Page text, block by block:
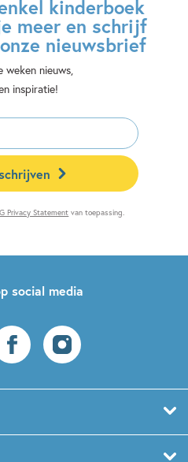
kinderboek
meer en schrijf
nieuwsbrief
weken nieuws,
inspiratie!
Privacy Statement van toepassing.
social media